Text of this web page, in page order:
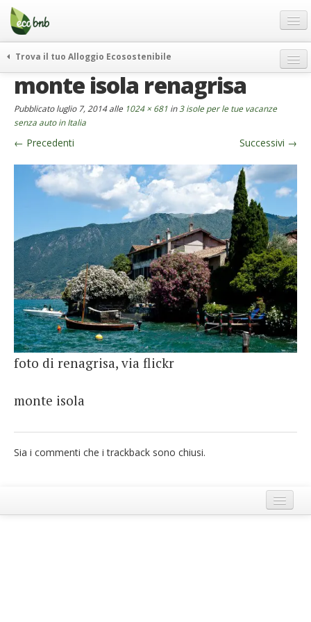
Menu
Salta
contenuto
Offerte Speciali
Regali
FAQ
Chi Siamo
Partner
Contatti
German
English
Spanish
French
Italiano
Trova il tuo Alloggio Ecosostenibile
weekend green
curiosità
vivere e viaggiare verde
news ed eventi
ecohotel
monte isola renagrisa
Pubblicatoluglio 7, 2014alle 1024 × 681 in 3 isole per le tue vacanze
senza auto in Italia
← Precedenti Successivi →
foto di renagrisa, via flickr
monte isola
Sia i commenti che i trackback sono chiusi.